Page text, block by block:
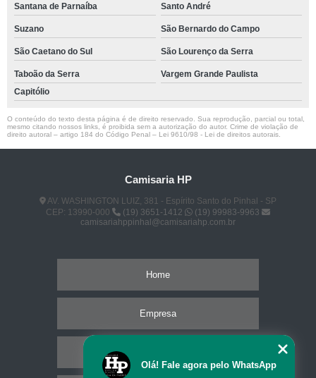
Santana de Parnaíba Santo André
Suzano São Bernardo do Campo
São Caetano do Sul São Lourenço da Serra
Taboão da Serra
Vargem Grande Paulista
Capitólio
O conteúdo do texto desta página é de direito reservado. Sua reprodução, parcial ou total,
mesmo citando nossos links, é proibida sem a autorização do autor. Crime de violação de
direito autoral – artigo 184 do Código Penal – Lei 9610/98 - Lei de direitos autorais
Camisaria HP
AV. WASHINGTON LUIZ, 381 - Espírito Santo do Pinhal - SP
CEP: 13990-000
(19) 3651-1412
(19) 99983-9963
camisariahppinhal@camisariahp.com.br
Home
Empresa
Olá! Fale agora pelo WhatsApp